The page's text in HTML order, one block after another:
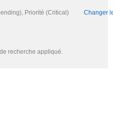
(pending), Priorité (Critical) Changer
recherche appliqué.